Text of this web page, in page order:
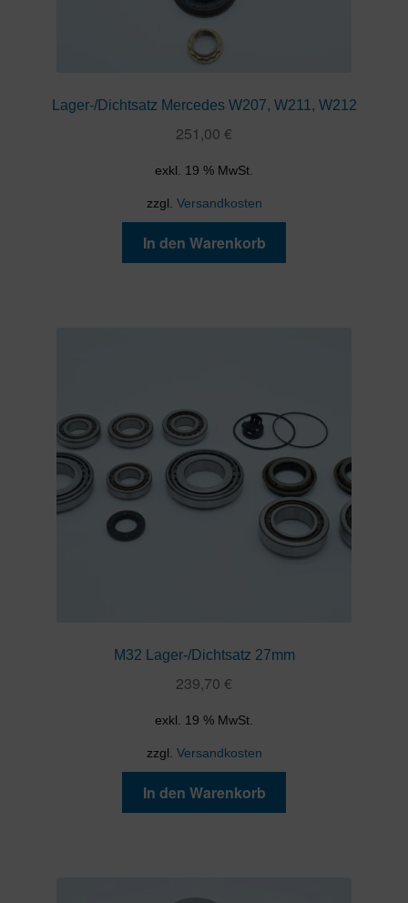
Lager-/Dichtsatz Mercedes W207, W211, W212
251,00 €
exkl. 19 % MwSt.
zzgl. Versandkosten
In den Warenkorb
M32 Lager-/Dichtsatz 27mm
239,70 €
exkl. 19 % MwSt.
zzgl. Versandkosten
In den Warenkorb